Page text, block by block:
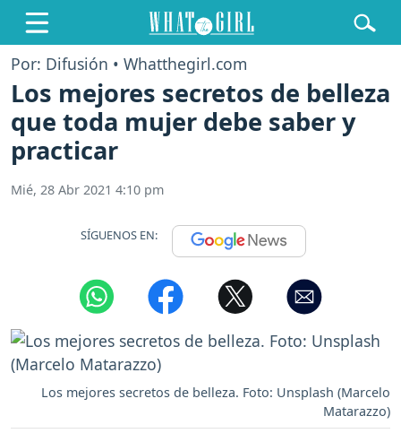
Por: Difusión • Whatthegirl.com
Los mejores secretos de belleza
que toda mujer debe saber y
practicar
Mié, 28 Abr 2021 4:10 pm
SÍGUENOS EN:
Los mejores secretos de belleza. Foto: Unsplash (Marcelo
Matarazzo)